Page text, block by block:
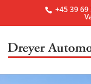
+45 39 69